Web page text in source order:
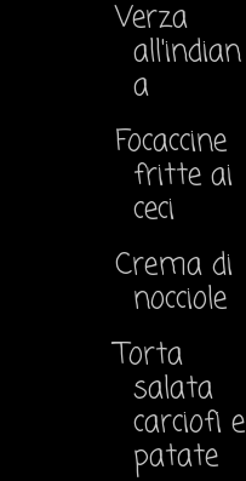
Verza
all'indian
a
Focaccine
fritte ai
ceci
Crema di
nocciole
Torta
salata
carciofi e
patate